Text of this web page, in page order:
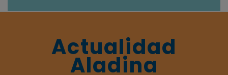
Actualidad
Aladina